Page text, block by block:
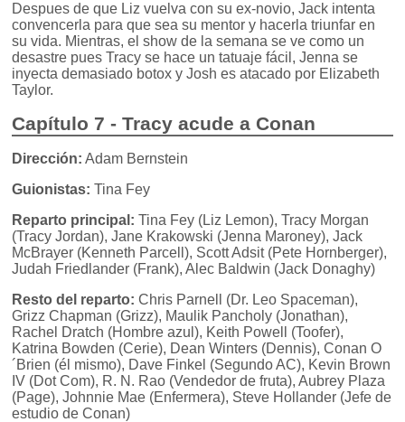
Despues de que Liz vuelva con su ex-novio, Jack intenta
convencerla para que sea su mentor y hacerla triunfar en
su vida. Mientras, el show de la semana se ve como un
desastre pues Tracy se hace un tatuaje fácil, Jenna se
inyecta demasiado botox y Josh es atacado por Elizabeth
Taylor.
Capítulo 7 - Tracy acude a Conan
Dirección: Adam Bernstein
Guionistas: Tina Fey
Reparto principal: Tina Fey (Liz Lemon), Tracy Morgan
(Tracy Jordan), Jane Krakowski (Jenna Maroney), Jack
McBrayer (Kenneth Parcell), Scott Adsit (Pete Hornberger),
Judah Friedlander (Frank), Alec Baldwin (Jack Donaghy)
Resto del reparto: Chris Parnell (Dr. Leo Spaceman),
Grizz Chapman (Grizz), Maulik Pancholy (Jonathan),
Rachel Dratch (Hombre azul), Keith Powell (Toofer),
Katrina Bowden (Cerie), Dean Winters (Dennis), Conan O
´Brien (él mismo), Dave Finkel (Segundo AC), Kevin Brown
IV (Dot Com), R. N. Rao (Vendedor de fruta), Aubrey Plaza
(Page), Johnnie Mae (Enfermera), Steve Hollander (Jefe de
estudio de Conan)